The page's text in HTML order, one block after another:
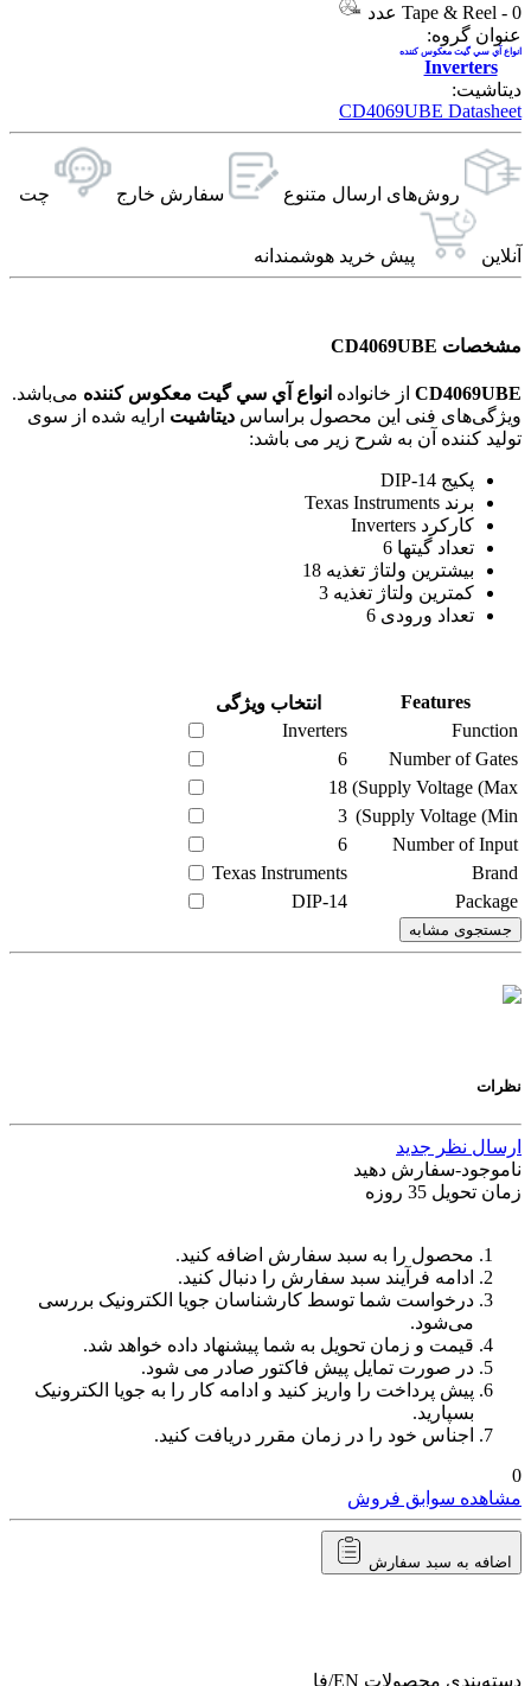
Tape & Reel - 0 عدد
عنوان گروه:
Inverters
انواع آي سي گيت معکوس کننده
دیتاشیت:
CD4069UBE Datasheet
روش‌های ارسال‌ متنوع سفارش خارج چت
آنلاین پیش خرید هوشمندانه
مشخصات CD4069UBE
CD4069UBE از خانواده انواع آي سي گيت معکوس کننده می‌باشد.
ویژگی‌های فنی این محصول براساس دیتاشیت ارایه شده از سوی
تولید کننده آن به شرح زیر می باشد:
پکیج DIP-14
برند Texas Instruments
کارکرد Inverters
تعداد گیتها 6
بیشترین ولتاژ تغذیه 18
کمترین ولتاژ تغذیه 3
تعداد ورودی 6
Features
انتخاب ویژگی
Function
Inverters
Number of Gates
6
Supply Voltage (Max)
18
Supply Voltage (Min)
3
Number of Input
6
Brand
Texas Instruments
Package
DIP-14
جستجوی مشابه
نظرات
ارسال نظر جدید
ناموجود-سفارش دهید
زمان تحویل 35 روزه
محصول را به سبد سفارش اضافه کنید.
ادامه فرآیند سبد سفارش را دنبال کنید.
درخواست شما توسط کارشناسان جویا الکترونیک بررسی
می‌شود.
قیمت و زمان تحویل به شما پیشنهاد داده خواهد شد.
در صورت تمایل پیش فاکتور صادر می شود.
پیش پرداخت را واریز کنید و ادامه کار را به جویا الکترونیک
بسپارید.
اجناس خود را در زمان مقرر دریافت کنید.
0
مشاهده سوابق فروش
اضافه به سبد سفارش
دسته‌بندی محصولات EN/فا